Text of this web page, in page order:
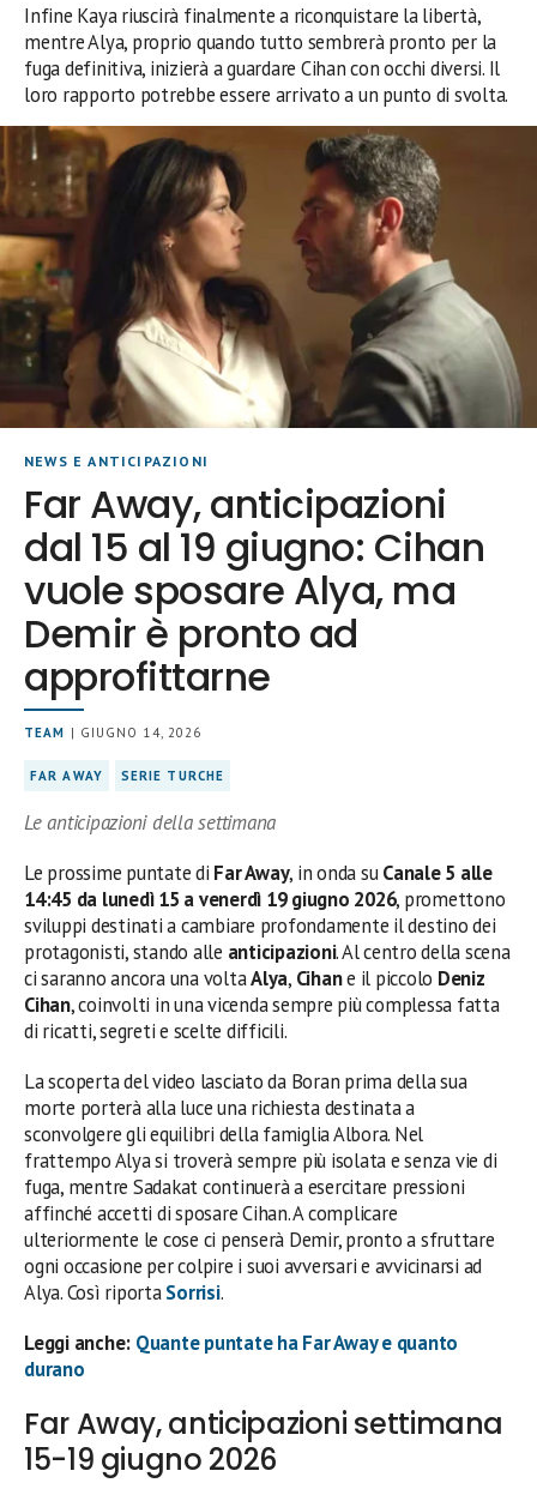
Infine Kaya riuscirà finalmente a riconquistare la libertà,
mentre Alya, proprio quando tutto sembrerà pronto per la
fuga definitiva, inizierà a guardare Cihan con occhi diversi. Il
loro rapporto potrebbe essere arrivato a un punto di svolta.
NEWS E ANTICIPAZIONI
Far Away, anticipazioni
dal 15 al 19 giugno: Cihan
vuole sposare Alya, ma
Demir è pronto ad
approfittarne
TEAM | GIUGNO 14, 2026
FAR AWAY SERIE TURCHE
Le anticipazioni della settimana
Le prossime puntate di Far Away, in onda suCanale 5 alle
14:45 da lunedì 15 a venerdì 19 giugno 2026, promettono
sviluppi destinati a cambiare profondamente il destino dei
protagonisti, stando alle anticipazioni. Al centro della scena
ci saranno ancora una voltaAlya, Cihane il piccolo Deniz
Cihan, coinvolti in una vicenda sempre più complessa fatta
di ricatti, segreti e scelte difficili.
La scoperta del video lasciato da Boran prima della sua
morte porterà alla luce una richiesta destinata a
sconvolgere gli equilibri della famiglia Albora. Nel
frattempo Alya si troverà sempre più isolata e senza vie di
fuga, mentre Sadakat continuerà a esercitare pressioni
affinché accetti di sposare Cihan. A complicare
ulteriormente le cose ci penserà Demir, pronto a sfruttare
ogni occasione per colpire i suoi avversari e avvicinarsi ad
Alya. Così riportaSorrisi.
Leggi anche: Quante puntate ha Far Away e quanto
durano
Far Away, anticipazioni settimana
15-19 giugno 2026